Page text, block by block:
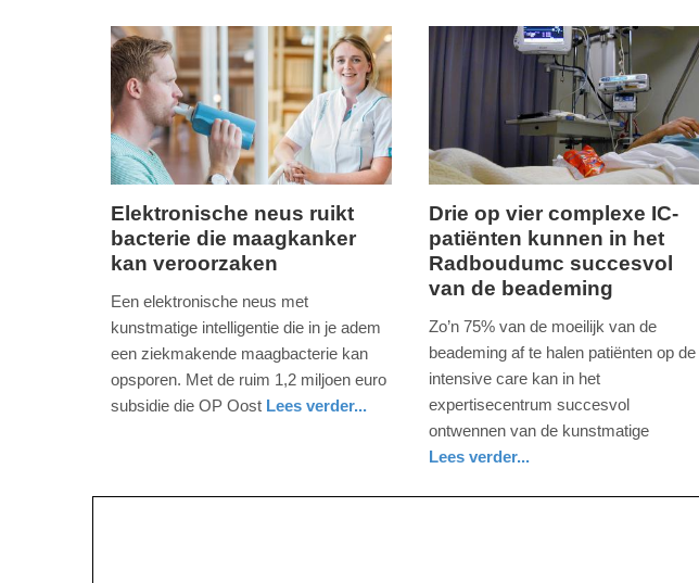
04-
2025
09:10
04-
2025
vrijdag,
6.
2025
Elektronische neus ruikt
bacterie die maagkanker
kan veroorzaken
Een elektronische neus met
kunstmatige intelligentie die in je adem
een ziekmakende maagbacterie kan
opsporen. Met de ruim 1,2 miljoen euro
subsidie die OP Oost Lees verder...
vrijdag,
6.
september
2019
-
08:24
09-
2025
Drie op vier complexe IC-
patiënten kunnen in het
Radboudumc succesvol
van de beademing
Zo’n 75% van de moeilijk van de
beademing af te halen patiënten op de
intensive care kan in het
expertisecentrum succesvol
ontwennen van de kunstmatige
Lees verder...